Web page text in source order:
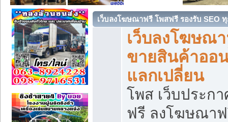
เว็บลงโฆษณาฟรี โพสฟรี รองรับ SEO
เว็บลงโฆษณ
ขายสินค้าออ
แลกเปลี่ยน
โพส เว็บประก
ฟรี ลงโฆษณา